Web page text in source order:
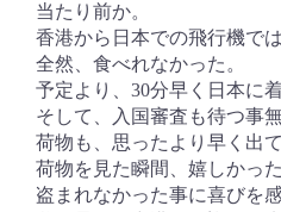
当たり前か。
香港から日本での飛行機で
全然、食べれなかった。
予定より、30分早く日本に着
そして、入国審査も待つ事無
荷物も、思ったより早く出て
荷物を見た瞬間、嬉しかった
盗まれなかった事に喜びを